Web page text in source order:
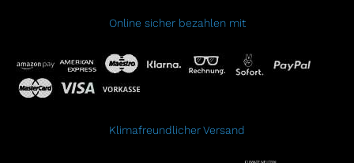
Online sicher bezahlen mit
Klimafreundlicher Versand